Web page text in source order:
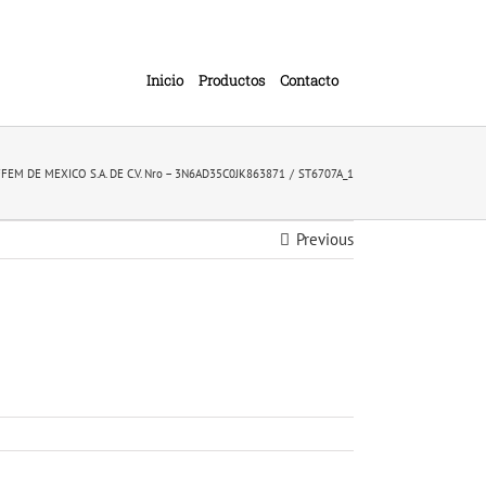
Inicio Productos Contacto
DE MEXICO S.A. DE C.V. Nro – 3N6AD35C0JK863871 ST6707A_1
Previous